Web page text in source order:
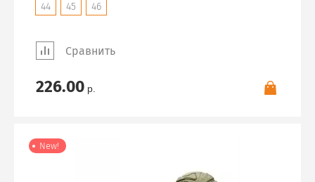
44
45 46
Сравнить
226.00 р.
New!